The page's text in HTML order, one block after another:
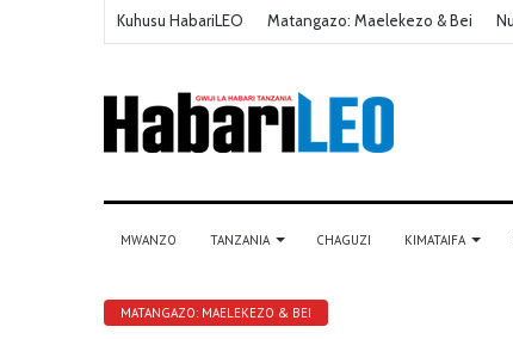
Kuhusu HabariLEO Matangazo: Maelekezo & Bei
MWANZO TANZANIA CHAGUZI KIMATAIFA
MATANGAZO: MAELEKEZO & BEI